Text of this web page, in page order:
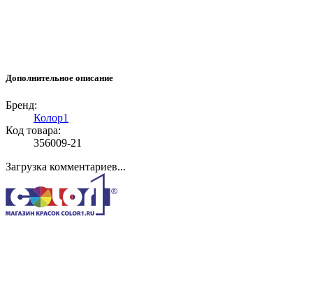
Дополнительное описание
Бренд:
Колор1
Код товара:
356009-21
Загрузка комментариев...